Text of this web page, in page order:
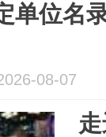
单位名
08-07